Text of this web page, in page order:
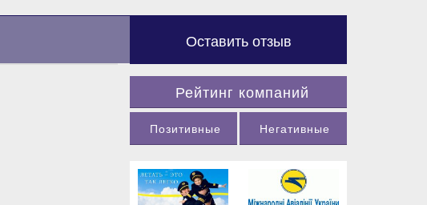
Оставить отзыв
Рейтинг компаний
Позитивные Негативные